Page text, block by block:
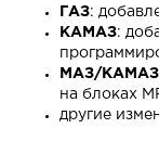
ГАЗ:
КАМАЗ:
МАЗ/КАМАЗ
на блоках
другие